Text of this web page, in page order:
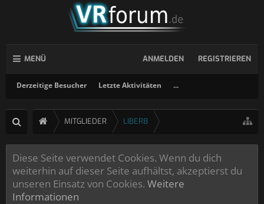
MENÜ
Derzeitige Besucher Letzte Aktivitäten ...
ANMELDEN REGISTRIEREN
MITGLIEDER LIBER8
Diese Seite verwendet Cookies. Wenn du dich
weiterhin auf dieser Seite aufhältst, akzeptierst du
unseren Einsatz von Cookies. Weitere
Informationen